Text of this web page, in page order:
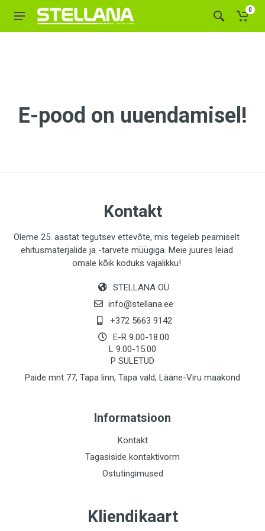
0
E-pood on uuendamisel!
Kontakt
Oleme 25. aastat tegutsev ettevõte, mis tegeleb peamiselt
ehitusmaterjalide ja -tarvete müügiga. Meie juures leiad
omale kõik koduks vajalikku!
STELLANA OÜ
info@stellana.ee
+372 5663 9142
E-R 9.00-18.00
L 9.00-15.00
P SULETUD
Paide mnt 77, Tapa linn, Tapa vald, Lääne-Viru maakond
Informatsioon
Kontakt
Tagasiside kontaktivorm
Ostutingimused
Kliendikaart